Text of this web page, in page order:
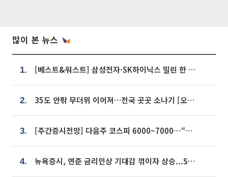
많이 본 뉴스
1. [베스트&워스트] 삼성전자·SK하이닉스 밀린 한 주…상상인증권은 85% 급등
2. 35도 안팎 무더위 이어져…전국 곳곳 소나기 [오늘 날씨]
3. [주간증시전망] 다음주 코스피 6000~7000⋯“外人 수급은 정책이 변수”
4. 뉴욕증시, 연준 금리인상 기대감 꺾이자 상승...S&P500 사상 최고치 [종합]